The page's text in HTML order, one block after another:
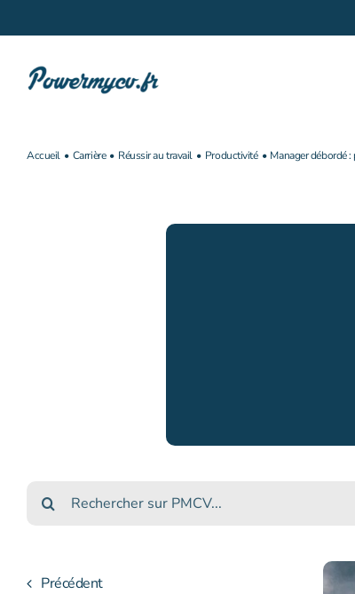
au
contenu
Accueil Carrière Réussir au travail Productivité Manager débordé
Rechercher :
Précédent